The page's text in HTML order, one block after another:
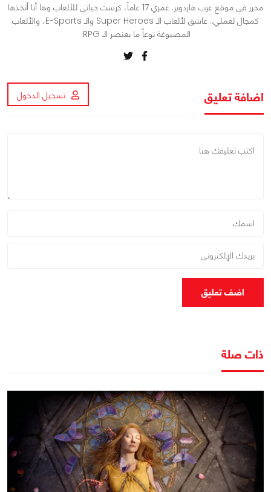
محرر في موقع عرب هاردوير. عمري 17 عاماً، كرست حياتي للألعاب وها أنا أتخذها
كمجال لعملي.. عاشق لألعاب الـ Super Heroes والـ E-Sports، والألعاب
المصبوغة نوعاً ما بعنصر الـ RPG.
اضافة تعليق تسجيل الدخول
اضف تعليق
ذات صلة